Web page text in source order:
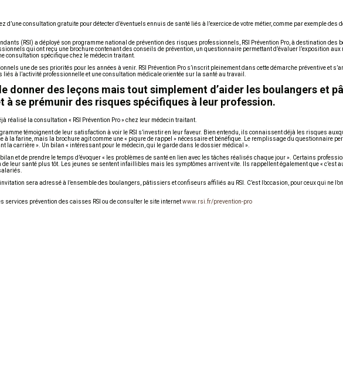
d’une consultation gratuite pour détecter d’éventuels ennuis de santé liés à l’exercice de votre métier, comme par exemple des
(RSI) a déployé son programme national de prévention des risques professionnels, RSI Prévention Pro, à destination
qui ont reçu une brochure contenant des conseils de prévention, un questionnaire permettant d’évaluer l’exposition aux
consultation spécifique chez le médecin traitant.
une de ses priorités pour les années à venir. RSI Prévention Pro s’inscrit pleinement dans cette démarche préventive et
à l’activité professionnelle et une consultation médicale orientée sur la santé au travail.
donner des leçons mais tout simplement d’aider les boulangers et
à se prémunir des risques spécifiques à leur profession.
réalisé la consultation « RSI Prévention Pro » chez leur médecin traitant.
témoignent de leur satisfaction à voir le RSI s’investir en leur faveur. Bien entendu, ils connaissent déjà les risques
à la farine, mais la brochure agit comme une « piqure de rappel » nécessaire et bénéfique. Le remplissage du questionnaire
la carrière ». Un bilan « intéressant pour le médecin, qui le garde dans le dossier médical ».
et de prendre le temps d’évoquer « les problèmes de santé en lien avec les tâches réalisés chaque jour ». Certains
de leur santé plus tôt. Les jeunes se sentent infaillibles mais les symptômes arrivent vite. Ils rappellent également que « c’est
sera adressé à l’ensemble des boulangers, pâtissiers et confiseurs affiliés au RSI. C’est l’occasion, pour ceux qui ne
services prévention des caisses RSI ou de consulter le site internetwww.rsi.fr/prevention-pro